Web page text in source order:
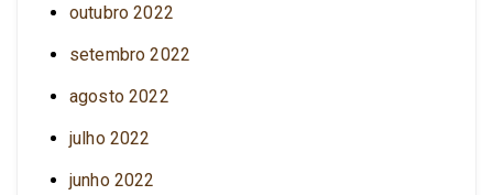
outubro 2022
setembro 2022
agosto 2022
julho 2022
junho 2022